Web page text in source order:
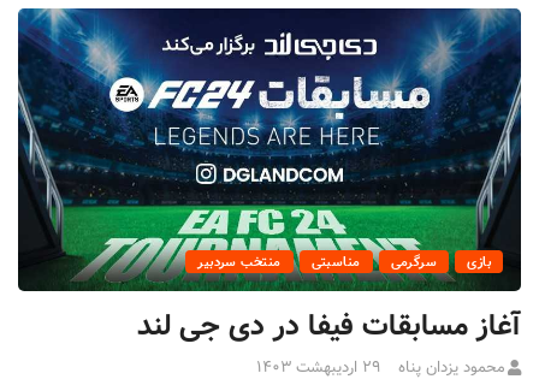
بازی سرگرمی مناسبتی منتخب سردبیر
آغاز مسابقات فیفا در دی جی لند
محمود یزدان پناه ۲۹ اردیبهشت ۱۴۰۳